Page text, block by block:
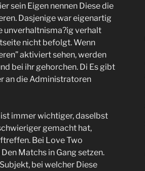
sein Eigen nennen Diese die
Dasjenige war eigenartig
unverhaltnisma?ig verhalt
nicht befolgt. Wenn
aktiviert sehen, werden
bei ihr gehorchen. Di Es gibt
an die Administratoren
immer wichtiger, daselbst
gemacht hat,
Bei Love Two
Matchs in Gang setzen.
bei welcher Diese